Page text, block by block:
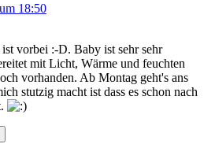
18:50
vorbei :-D. Baby ist sehr sehr
mit Licht, Wärme und feuchten
vorhanden. Ab Montag geht's ans
stutzig macht ist dass es schon nach